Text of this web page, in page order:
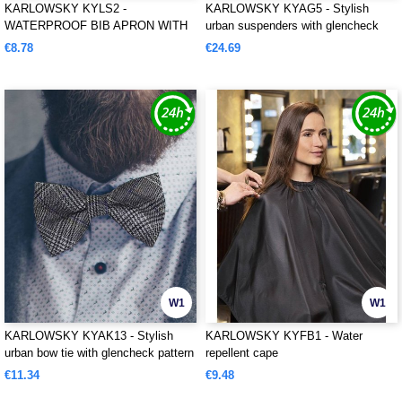
KARLOWSKY KYLS2 -
WATERPROOF BIB APRON WITH
BUCKLE
€8.78
KARLOWSKY KYAG5 - Stylish
urban suspenders with glencheck
pattern
€24.69
W1
KARLOWSKY KYAK13 - Stylish
urban bow tie with glencheck pattern
€11.34
W1
KARLOWSKY KYFB1 - Water
repellent cape
€9.48